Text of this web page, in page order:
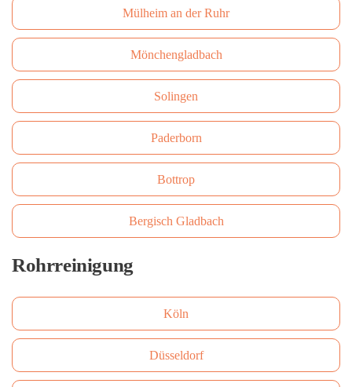
Mülheim an der Ruhr
Mönchengladbach
Solingen
Paderborn
Bottrop
Bergisch Gladbach
Rohrreinigung
Köln
Düsseldorf